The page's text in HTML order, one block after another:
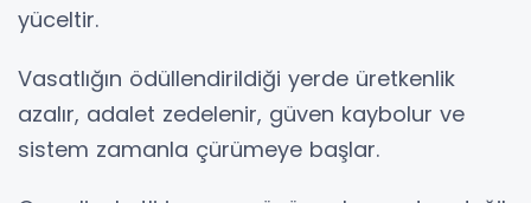
yüceltir.
Vasatlığın ödüllendirildiği yerde üretkenlik
azalır, adalet zedelenir, güven kaybolur ve
sistem zamanla çürümeye başlar.